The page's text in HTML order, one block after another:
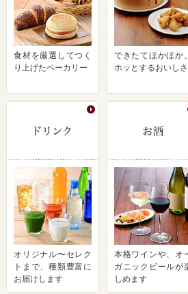
食材を厳選してつく
り上げたベーカリー
できたてほかほか、
ホッとするおいしさ
オリジナル〜セレク
トまで、種類豊富に
お届けします
本格ワインや、オ
ガニックビールが
しめます